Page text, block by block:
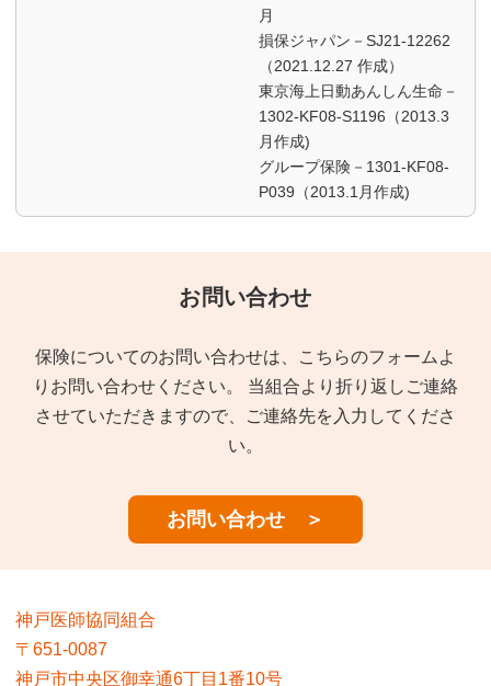
月
損保ジャパン－SJ21-12262
（2021.12.27 作成）
東京海上日動あんしん生命－
1302-KF08-S1196（2013.3
月作成)
グループ保険－1301-KF08-
P039（2013.1月作成)
お問い合わせ
保険についてのお問い合わせは、こちらのフォームよ
りお問い合わせください。
当組合より折り返しご連絡
させていただきますので、ご連絡先を入力してくださ
い。
お問い合わせ ＞
神戸医師協同組合
〒651-0087
神戸市中央区御幸通6丁目1番10号